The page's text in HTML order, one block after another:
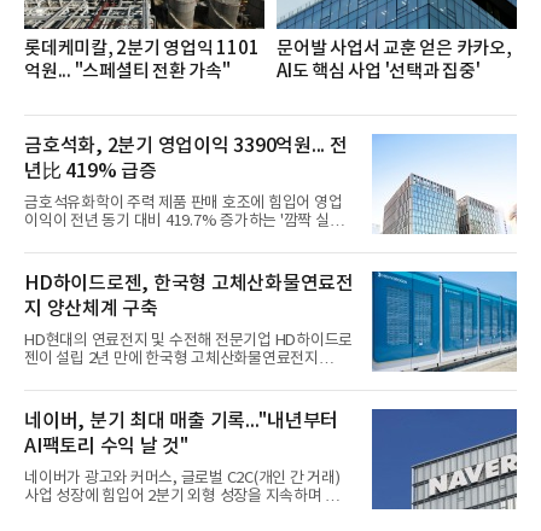
롯데케미칼, 2분기 영업익 1101
억원... "스페셜티 전환 가속"
문어발 사업서 교훈 얻은 카카오,
AI도 핵심 사업 '선택과 집중'
금호석화, 2분기 영업이익 3390억원... 전
년比 419% 급증
금호석유화학이 주력 제품 판매 호조에 힘입어 영업
이익이 전년 동기 대비 419.7% 증가하는 '깜짝 실
업이익이 3390억원으로 지난해 동기보다 419.7% 증
가한 것으로 잠정 집계됐다고 7일 공시했다.매출은 2
조2682억원으로 지난해 동기 대비 27.9% 증가했다.
순이익은 3004억원으로 420.4% 늘었다.이번 호실적
은 주력 제품인 NB라텍스와 합성수지 판매 호조가 견
인한 것으로 풀이된다. 미국의 중국산 의료용 고무장
갑 관세 인상 이후 동남아 장갑업체의 가동률이 높아
성이 개선됐다.금호석유
HD하이드로젠, 한국형 고체산화물연료전
지 양산체계 구축
HD현대의 연료전지 및 수전해 전문기업 HD하이드로
젠이 설립 2년 만에 한국형 고체산화물연료전지
본격적인 시장 공략에 나선다.HD하이드로젠은 최근
한국전기안전공사(KESCO)로부터 SOFC 발전설비
‘HD250’과 ‘HD300’, 제조시설에 대한 사용전검사를
완료하고 제품 양산체계 구축했다고 밝혔다.HD250
과 HD300은 각각 249kW급과 285kW급의 중소형 발
전용 SOFC 제품이다. 이번 검사를 통해 HD하이드로
젠은 제품과 제조시설의 전기설비 안전성과 적합성을
네이버, 분기 최대 매출 기록..."내년부터
AI팩토리 수익 날 것"
네이버가 광고와 커머스, 글로벌 C2C(개인 간 거래)
사업 성장에 힘입어 2분기 외형 성장을 지속하며 역대